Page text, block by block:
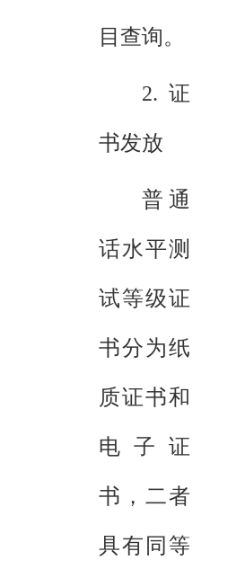
目查询。
2.证
书发放
普通
话水平测
试等级证
书分为纸
质证书和
电子证
书，二者
具有同等